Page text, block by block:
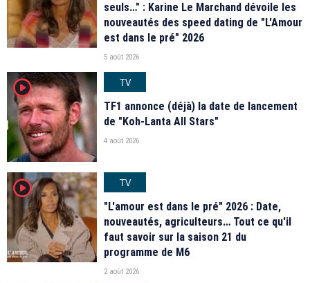
seuls…" : Karine Le Marchand dévoile les
nouveautés des speed dating de "L'Amour
est dans le pré" 2026
5 août 2026
player2
TV
TF1 annonce (déjà) la date de lancement
de "Koh-Lanta All Stars"
4 août 2026
player2
TV
"L'amour est dans le pré" 2026 : Date,
nouveautés, agriculteurs… Tout ce qu'il
faut savoir sur la saison 21 du
programme de M6
2 août 2026